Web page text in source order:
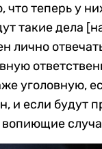
что теперь у
такие дела
лично
уголовную,
и если будут
вопиющие